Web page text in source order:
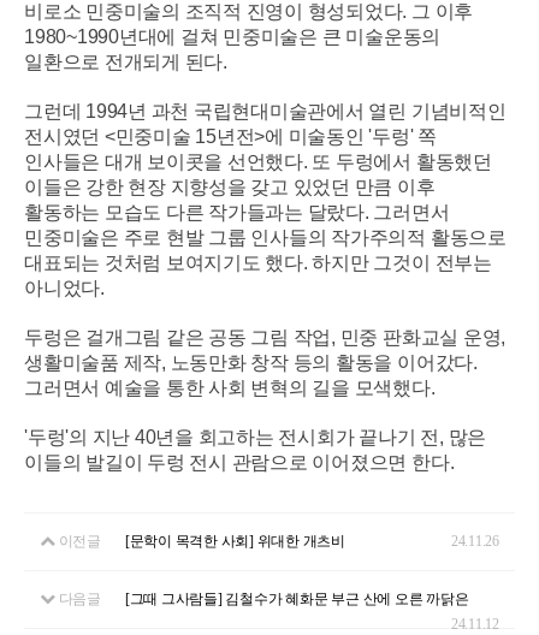
비로소 민중미술의 조직적 진영이 형성되었다. 그 이후
1980~1990년대에 걸쳐 민중미술은 큰 미술운동의
일환으로 전개되게 된다.
그런데 1994년 과천 국립현대미술관에서 열린 기념비적인
전시였던 <민중미술 15년전>에 미술동인 '두렁' 쪽
인사들은 대개 보이콧을 선언했다. 또 두렁에서 활동했던
이들은 강한 현장 지향성을 갖고 있었던 만큼 이후
활동하는 모습도 다른 작가들과는 달랐다. 그러면서
민중미술은 주로 현발 그룹 인사들의 작가주의적 활동으로
대표되는 것처럼 보여지기도 했다. 하지만 그것이 전부는
아니었다.
두렁은 걸개그림 같은 공동 그림 작업, 민중 판화교실 운영,
생활미술품 제작, 노동만화 창작 등의 활동을 이어갔다.
그러면서 예술을 통한 사회 변혁의 길을 모색했다.
'두렁'의 지난 40년을 회고하는 전시회가 끝나기 전, 많은
이들의 발길이 두렁 전시 관람으로 이어졌으면 한다.
이전글 [문학이 목격한 사회] 위대한 개츠비 24.11.26
다음글
[그때 그사람들] 김철수가 혜화문 부근 산에 오른 까닭은
24.11.12